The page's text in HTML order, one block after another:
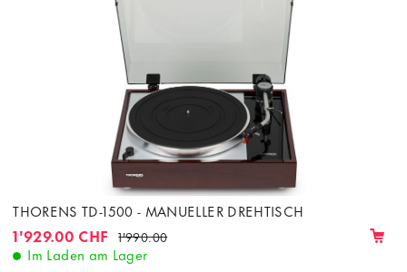
THORENS TD-1500 - MANUELLER DREHTISCH
1'929.00 CHF 1'990.00
Im Laden am Lager